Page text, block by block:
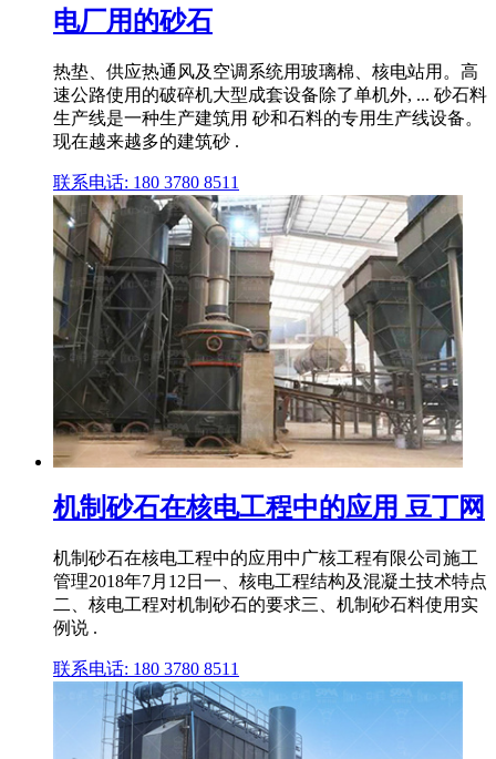
电厂用的砂石
热垫、供应热通风及空调系统用玻璃棉、核电站用。高
速公路使用的破碎机大型成套设备除了单机外, ... 砂石料
生产线是一种生产建筑用 砂和石料的专用生产线设备。
现在越来越多的建筑砂 .
联系电话: 180 3780 8511
机制砂石在核电工程中的应用 豆丁网
机制砂石在核电工程中的应用中广核工程有限公司施工
管理2018年7月12日一、核电工程结构及混凝土技术特点
二、核电工程对机制砂石的要求三、机制砂石料使用实
例说 .
联系电话: 180 3780 8511